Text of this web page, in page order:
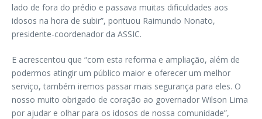
lado de fora do prédio e passava muitas dificuldades aos
idosos na hora de subir”, pontuou Raimundo Nonato,
presidente-coordenador da ASSIC.
E acrescentou que “com esta reforma e ampliação, além de
podermos atingir um público maior e oferecer um melhor
serviço, também iremos passar mais segurança para eles. O
nosso muito obrigado de coração ao governador Wilson Lima
por ajudar e olhar para os idosos de nossa comunidade”,